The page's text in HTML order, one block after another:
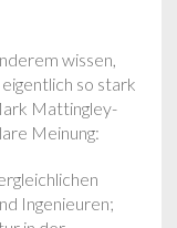
wissen,
so stark
Mattingley-
Meinung:
Ingenieuren;